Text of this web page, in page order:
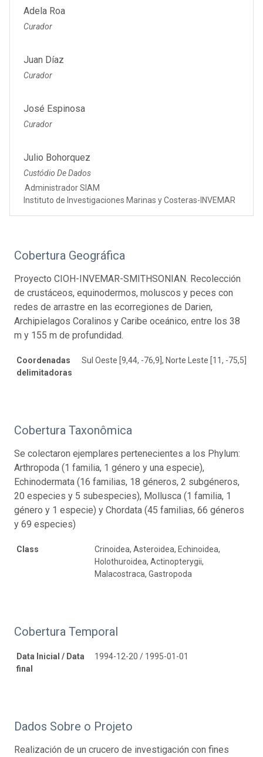
Adela Roa
Curador
Juan Díaz
Curador
José Espinosa
Curador
Julio Bohorquez
Custódio De Dados
Administrador SIAM
Instituto de Investigaciones Marinas y Costeras-INVEMAR
Cobertura Geográfica
Proyecto CIOH-INVEMAR-SMITHSONIAN. Recolección
de crustáceos, equinodermos, moluscos y peces con
redes de arrastre en las ecorregiones de Darien,
Archipielagos Coralinos y Caribe oceánico, entre los 38
m y 155 m de profundidad.
Coordenadas
delimitadoras
Sul Oeste [9,44, -76,9], Norte Leste [11, -75,5]
Cobertura Taxonômica
Se colectaron ejemplares pertenecientes a los Phylum:
Arthropoda (1 familia, 1 género y una especie),
Echinodermata (16 familias, 18 géneros, 2 subgéneros,
20 especies y 5 subespecies), Mollusca (1 familia, 1
género y 1 especie) y Chordata (45 familias, 66 géneros
y 69 especies)
Class
Crinoidea, Asteroidea, Echinoidea,
Holothuroidea, Actinopterygii,
Malacostraca, Gastropoda
Cobertura Temporal
Data Inicial / Data
final
1994-12-20 / 1995-01-01
Dados Sobre o Projeto
Realización de un crucero de investigación con fines